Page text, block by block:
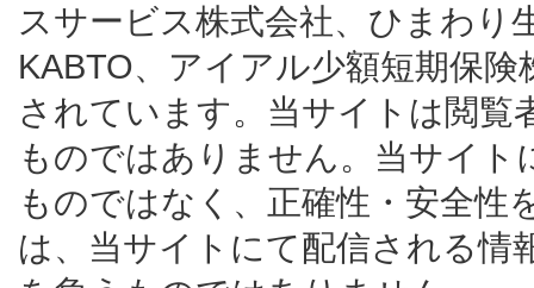
スサービス株式会社、ひまわり
KABTO、アイアル少額短期保
されています。当サイトは閲覧
ものではありません。当サイ
ものではなく、正確性・安全性
は、当サイトにて配信される情